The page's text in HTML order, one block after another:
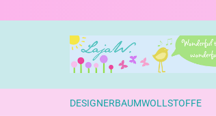
DESIGNERBAUMWOLLSTOFFE